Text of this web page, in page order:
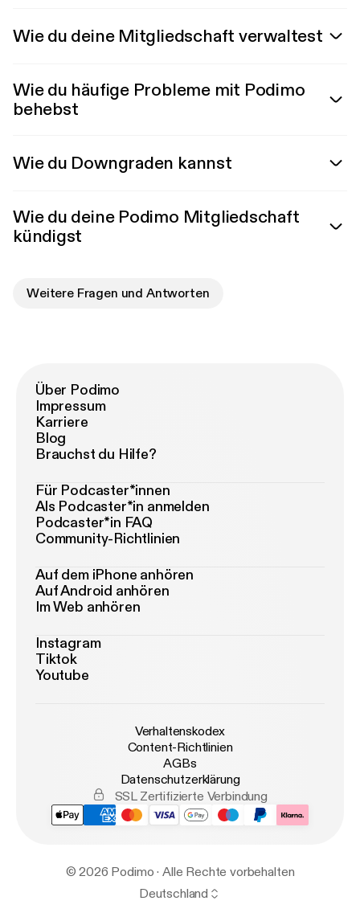
Wie du deine Mitgliedschaft verwaltest
Wie du häufige Probleme mit Podimo
behebst
Wie du Downgraden kannst
Wie du deine Podimo Mitgliedschaft
kündigst
Weitere Fragen und Antworten
Über Podimo
Impressum
Karriere
Blog
Brauchst du Hilfe?
Für Podcaster*innen
Als Podcaster*in anmelden
Podcaster*in FAQ
Community-Richtlinien
Auf dem iPhone anhören
Auf Android anhören
Im Web anhören
Instagram
Tiktok
Youtube
Verhaltenskodex
Content-Richtlinien
AGBs
Datenschutzerklärung
SSL Zertifizierte Verbindung
© 2026 Podimo · Alle Rechte vorbehalten
Deutschland